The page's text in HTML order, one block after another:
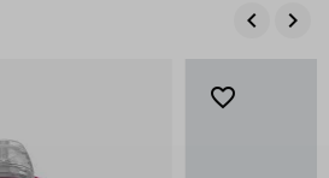
keyboard_arrow_left keyboard_arrow_right
favorite_border